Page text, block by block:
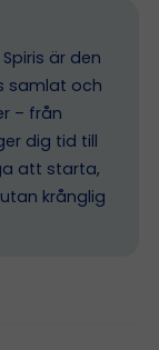
är den
samlat och
– från
dig tid till
att starta,
krånglig